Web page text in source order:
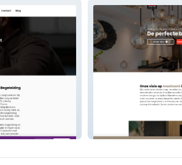
Keuken & Interieur